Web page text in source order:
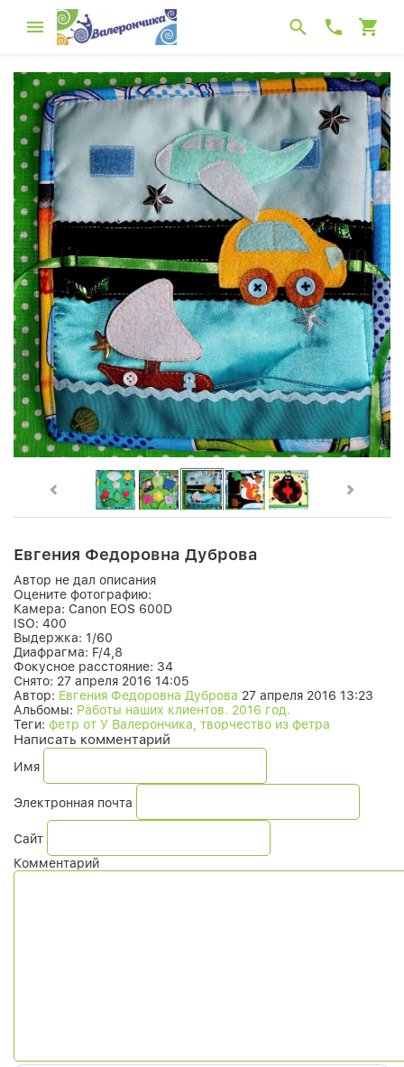
Евгения Федоровна Дуброва
Автор не дал описания
Оцените фотографию:
Камера: Canon EOS 600D
ISO: 400
Выдержка: 1/60
Диафрагма: F/4,8
Фокусное расстояние: 34
Снято: 27 апреля 2016 14:05
Автор: Евгения Федоровна Дуброва 27 апреля 2016 13:23
Альбомы: Работы наших клиентов. 2016 год.
Теги: фетр от У Валерончика, творчество из фетра
Написать комментарий
Имя
Электронная почта
Сайт
Комментарий